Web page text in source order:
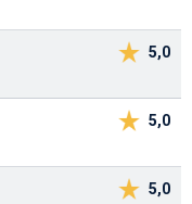
5,0
5,0
5,0